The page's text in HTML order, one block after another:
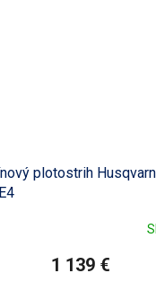
plotostrih
1 139 €